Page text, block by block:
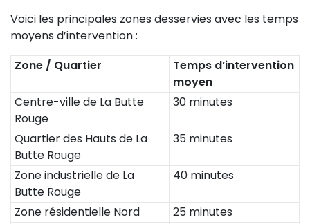
Voici les principales zones desservies avec les temps
moyens d’intervention :
Zone / Quartier
Temps d’intervention
moyen
Centre-ville de La Butte
Rouge
30 minutes
Quartier des Hauts de La
Butte Rouge
35 minutes
Zone industrielle de La
Butte Rouge
40 minutes
Zone résidentielle Nord 25 minutes